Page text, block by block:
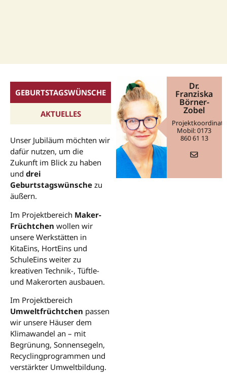
GEBURTSTAGSWÜNSCHE
AKTUELLES
Unser Jubiläum möchten wir
dafür nutzen, um die
Zukunft im Blick zu haben
und drei
Geburtstagswünsche zu
äußern.
Im Projektbereich Maker-
Früchtchen wollen wir
unsere Werkstätten in
KitaEins, HortEins und
SchuleEins weiter zu
kreativen Technik-, Tüftle-
und Makerorten ausbauen.
Im Projektbereich
Umweltfrüchtchen passen
wir unsere Häuser dem
Klimawandel an – mit
Begrünung, Sonnensegeln,
Recyclingprogrammen und
verstärkter Umweltbildung.
Dr.
Franziska
Börner-
Zobel
Mobil: 0173
860 61 13